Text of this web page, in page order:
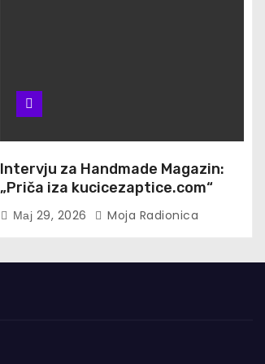
Intervju za Handmade Magazin:
„Priča iza kucicezaptice.com“
Мај 29, 2026 Moja Radionica